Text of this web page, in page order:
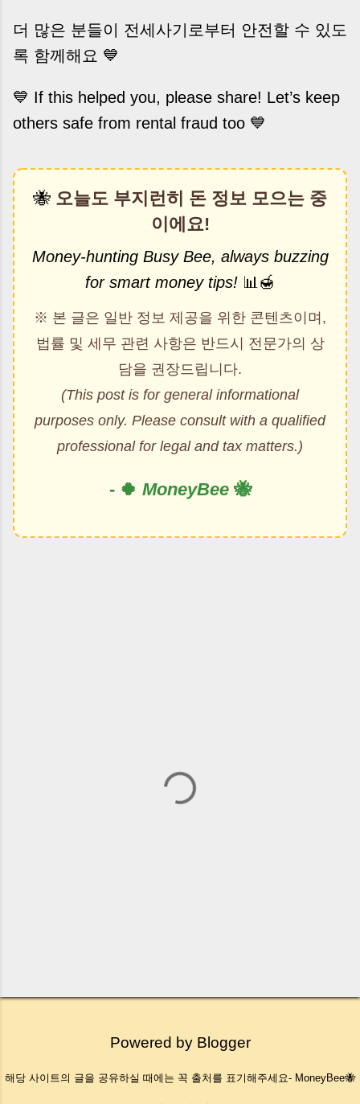
더 많은 분들이 전세사기로부터 안전할 수 있도
록 함께해요 💙
💙 If this helped you, please share! Let’s keep
others safe from rental fraud too 💙
🐝 오늘도 부지런히 돈 정보 모으는 중
이에요!
Money-hunting Busy Bee, always buzzing
for smart money tips! 📊🍯
※ 본 글은 일반 정보 제공을 위한 콘텐츠이며,
법률 및 세무 관련 사항은 반드시 전문가의 상
담을 권장드립니다.
(This post is for general informational
purposes only. Please consult with a qualified
professional for legal and tax matters.)
- 🍀 MoneyBee🐝
Powered by Blogger
해당 사이트의 글을 공유하실 때에는 꼭 출처를 표기해주세요- MoneyBee🐝